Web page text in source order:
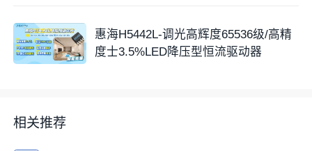
惠海H5442L-调光高辉度65536级/高精
度士3.5%LED降压型恒流驱动器
相关推荐